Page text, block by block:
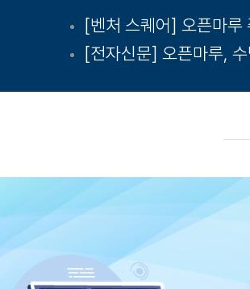
[벤처 스퀘어] 오픈마루
[전자신문] 오픈마루,